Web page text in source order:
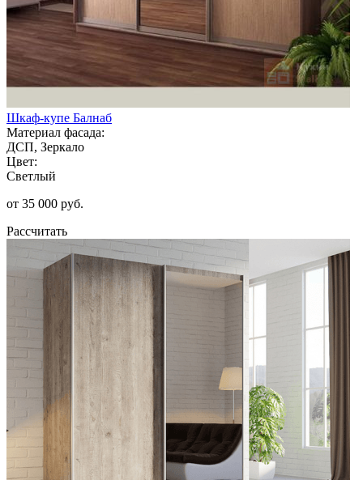
Шкаф-купе Балнаб
Материал фасада:
ДСП, Зеркало
Цвет:
Светлый
от 35 000 руб.
Рассчитать